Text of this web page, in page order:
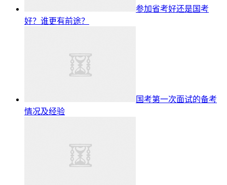
参加省考好还是国考
好？谁更有前途？
国考第一次面试的备考
情况及经验